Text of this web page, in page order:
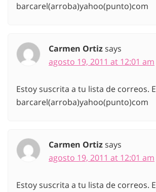
barcarel(arroba)yahoo(punto)com
Carmen Ortizsays
agosto 19, 2011 at 12:01 am
Estoy suscrita a tu lista de correos.
barcarel(arroba)yahoo(punto)com
Carmen Ortizsays
agosto 19, 2011 at 12:01 am
Estoy suscrita a tu lista de correos.